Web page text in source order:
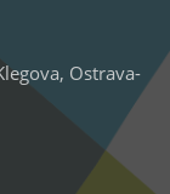
Ostrava-